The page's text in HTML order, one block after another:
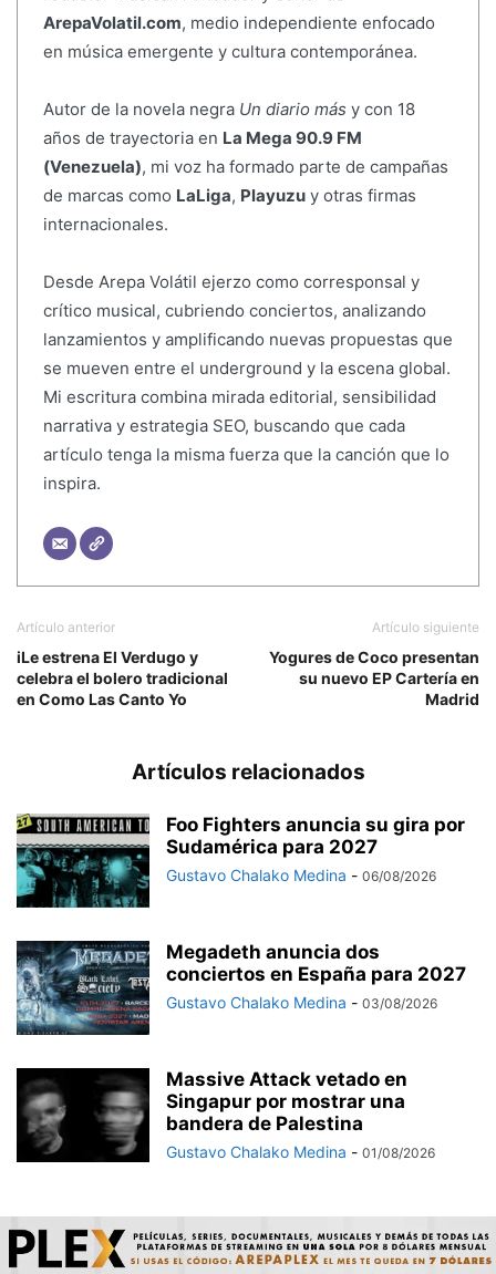
ArepaVolatil.com, medio independiente enfocado
en música emergente y cultura contemporánea.
Autor de la novela negra Un diario más y con 18
años de trayectoria en La Mega 90.9 FM
(Venezuela), mi voz ha formado parte de campañas
de marcas como LaLiga, Playuzuy otras firmas
internacionales.
Desde Arepa Volátil ejerzo como corresponsal y
crítico musical, cubriendo conciertos, analizando
lanzamientos y amplificando nuevas propuestas que
se mueven entre el underground y la escena global.
Mi escritura combina mirada editorial, sensibilidad
narrativa y estrategia SEO, buscando que cada
artículo tenga la misma fuerza que la canción que lo
inspira.
Artículo anterior
iLe estrena El Verdugo y
celebra el bolero tradicional
en Como Las Canto Yo
Artículo siguiente
Yogures de Coco presentan
su nuevo EP Cartería en
Madrid
Artículos relacionados
Foo Fighters anuncia su gira por
Sudamérica para 2027
Gustavo Chalako Medina - 06/08/2026
Megadeth anuncia dos
conciertos en España para 2027
Gustavo Chalako Medina - 03/08/2026
Massive Attack vetado en
Singapur por mostrar una
bandera de Palestina
Gustavo Chalako Medina - 01/08/2026